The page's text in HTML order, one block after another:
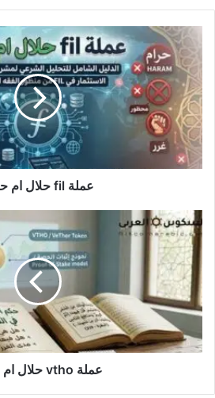
عملة
fil
حلال
ام
حرام
عملة fil حلال ام حرام
عملة
vtho
حلال
ام
حرام
عملة vtho حلال ام حرام